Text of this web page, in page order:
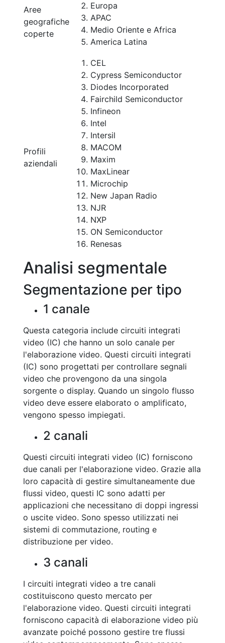
Aree
geografiche
coperte
Europa
APAC
Medio Oriente e Africa
America Latina
Profili
aziendali
CEL
Cypress Semiconductor
Diodes Incorporated
Fairchild Semiconductor
Infineon
Intel
Intersil
MACOM
Maxim
MaxLinear
Microchip
New Japan Radio
NJR
NXP
ON Semiconductor
Renesas
Analisi segmentale
Segmentazione per tipo
1 canale
Questa categoria include circuiti integrati
video (IC) che hanno un solo canale per
l'elaborazione video. Questi circuiti integrati
(IC) sono progettati per controllare segnali
video che provengono da una singola
sorgente o display. Quando un singolo flusso
video deve essere elaborato o amplificato,
vengono spesso impiegati.
2 canali
Questi circuiti integrati video (IC) forniscono
due canali per l'elaborazione video. Grazie alla
loro capacità di gestire simultaneamente due
flussi video, questi IC sono adatti per
applicazioni che necessitano di doppi ingressi
o uscite video. Sono spesso utilizzati nei
sistemi di commutazione, routing e
distribuzione per video.
3 canali
I circuiti integrati video a tre canali
costituiscono questo mercato per
l'elaborazione video. Questi circuiti integrati
forniscono capacità di elaborazione video più
avanzate poiché possono gestire tre flussi